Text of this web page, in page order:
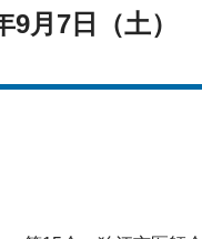
9月7日（土